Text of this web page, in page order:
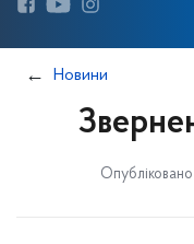
Новини